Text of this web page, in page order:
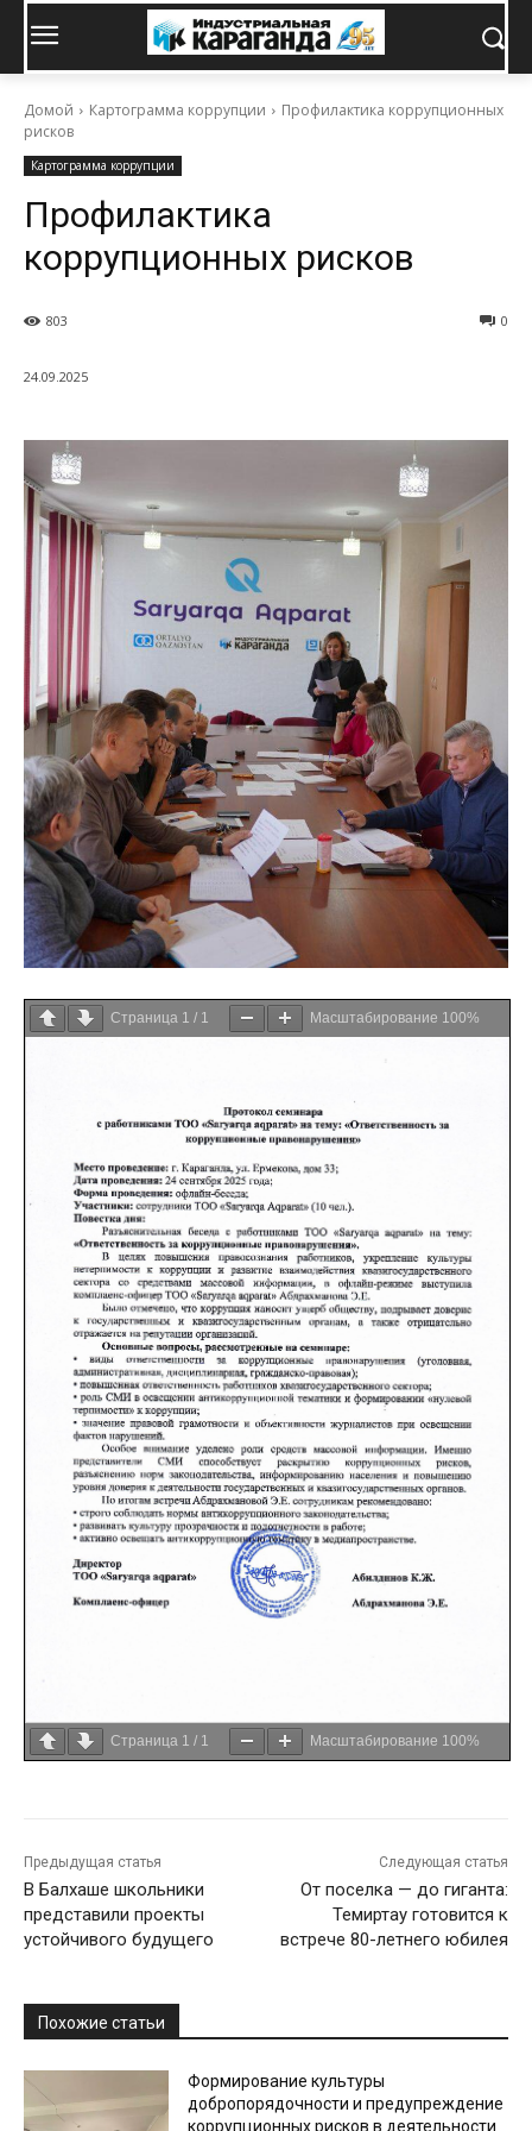
Домой Картограмма коррупции
Профилактика коррупционных
рисков
Картограмма коррупции
Профилактика
коррупционных рисков
0
803
24.09.2025
Страница 1 / 1 Масштабирование 100%
Страница 1 / 1 Масштабирование 100%
Предыдущая статья
В Балхаше школьники
представили проекты
устойчивого будущего
Следующая статья
От поселка — до гиганта:
Темиртау готовится к
встрече 80-летнего юбилея
Похожие статьи
Формирование культуры
добропорядочности и предупреждение
коррупционных рисков в деятельности